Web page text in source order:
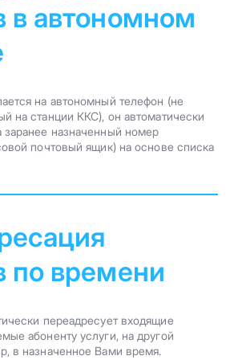
в автономном
на автономный телефон (не
на станции ККС), он автоматически
заранее назначенный номер
почтовый ящик) на основе списка
по времени
переадресует входящие
абоненту услуги, на другой
в назначенное Вами время.